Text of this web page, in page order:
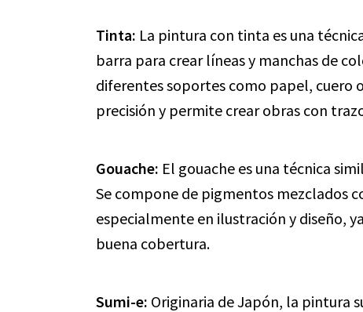
Tinta: La pintura con tinta es una
barra para crear líneas y manchas de
diferentes soportes como papel, cuero
precisión y permite crear obras con
Gouache: El gouache es una técnica
Se compone de pigmentos mezclados
especialmente en ilustración y diseño,
buena cobertura.
Sumi-e: Originaria de Japón, la pintura